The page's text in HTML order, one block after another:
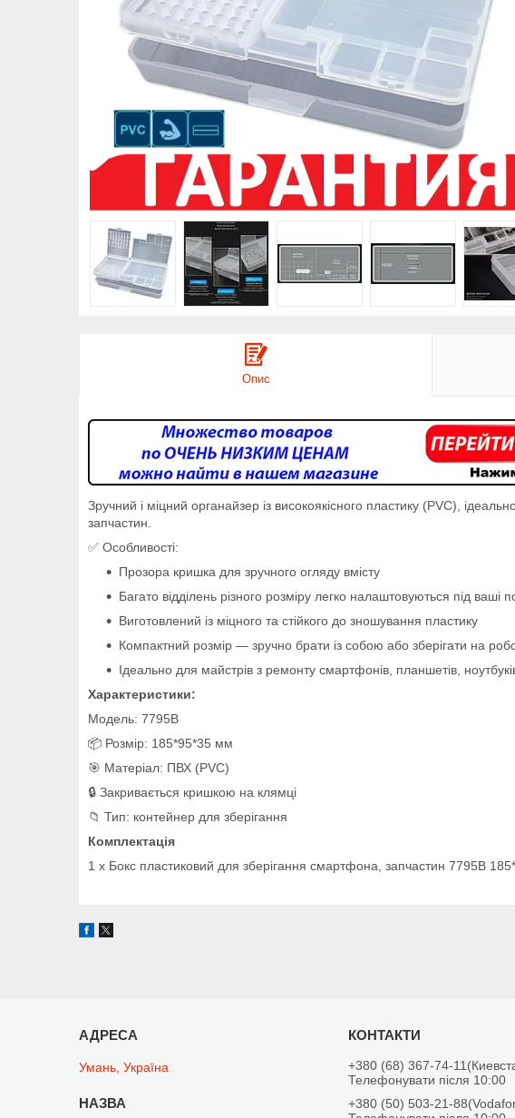
Опис
Зручний і міцний органайзер із високоякісного пластику (PVC),
запчастин.
✅ Особливості:
Прозора кришка для зручного огляду вмісту
Багато відділень різного розміру легко налаштовуються під ваші
Виготовлений із міцного та стійкого до зношування пластику
Компактний розмір — зручно брати із собою або зберігати на
Ідеально для майстрів з ремонту смартфонів, планшетів, ноутбуків
Характеристики:
Модель: 7795B
📦 Розмір: 185*95*35 мм
🎯 Матеріал: ПВХ (PVC)
🔒 Закривається кришкою на клямці
📁 Тип: контейнер для зберігання
Комплектація
1 x Бокс пластиковий для зберігання смартфона, запчастин 7795B
Умань, Україна +380 (68) 367-74-11
Телефонувати після 10:00
+380 (50) 503-21-88